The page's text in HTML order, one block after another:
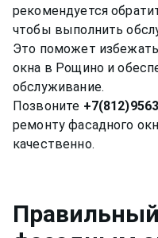
рекомендуется
чтобы выполнить
Это поможет
окна в Рощино и
обслуживание.
Позвоните
ремонту фасадного
Правильный